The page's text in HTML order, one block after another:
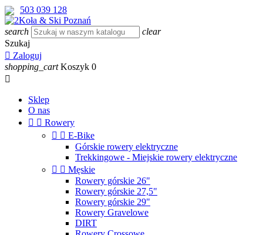
503 039 128
search
clear
Szukaj
 Zaloguj
shopping_cart Koszyk 0

Sklep
O nas
  Rowery
  E-Bike
Górskie rowery elektryczne
Trekkingowe - Miejskie rowery elektryczne
  Męskie
Rowery górskie 26"
Rowery górskie 27,5"
Rowery górskie 29"
Rowery Gravelowe
DIRT